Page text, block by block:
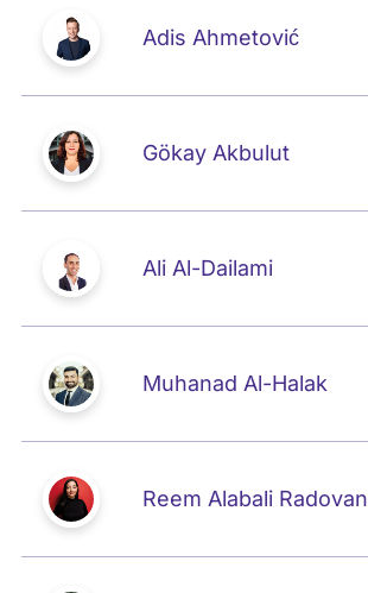
Adis Ahmetović
Gökay Akbulut
Ali Al-Dailami
Muhanad Al-Halak
Reem Alabali Radovan